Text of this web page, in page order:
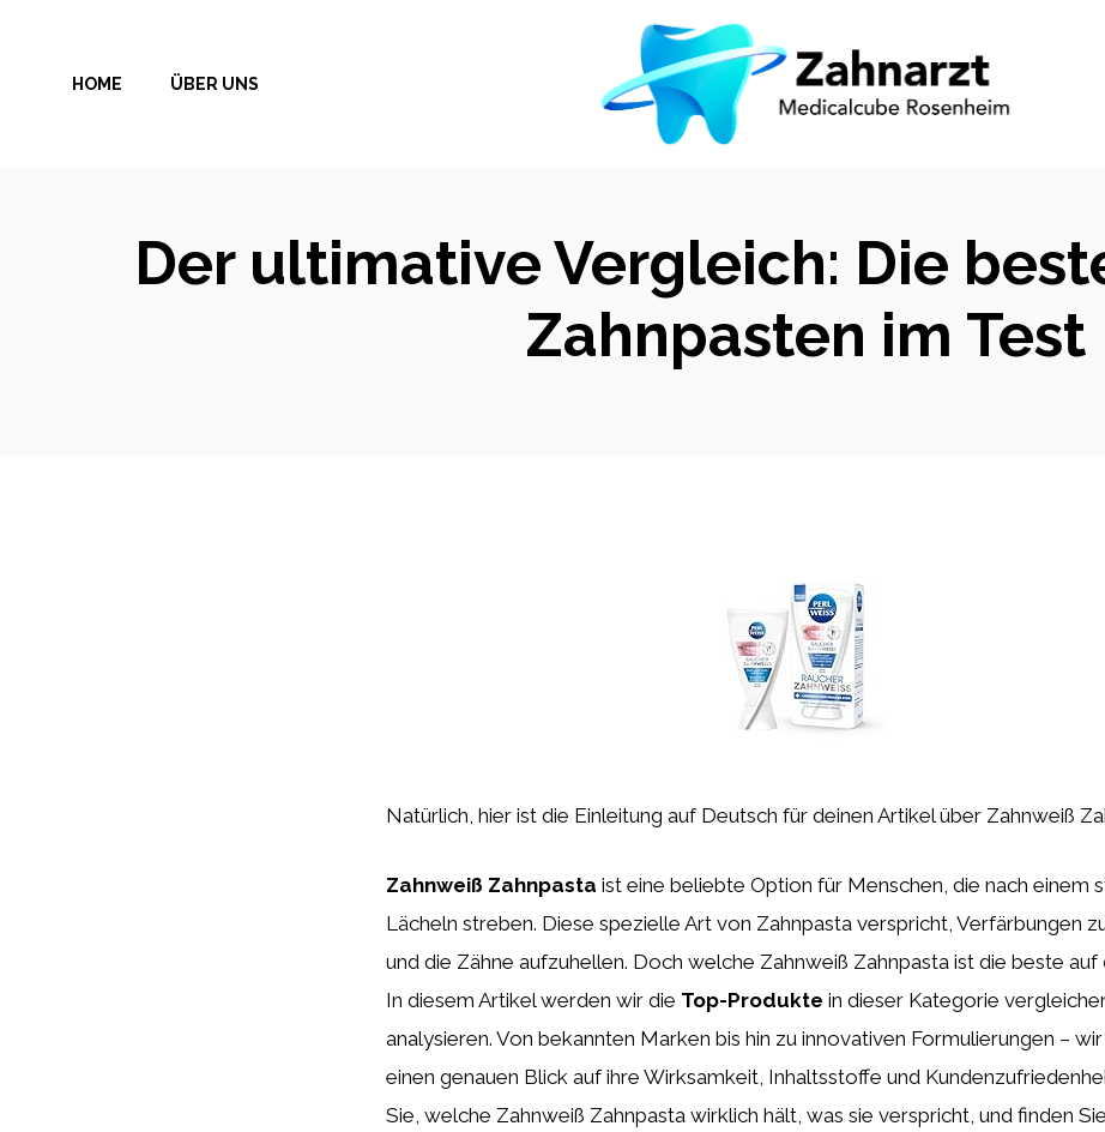
springenHOME ÜBER UNS
Der ultimative Vergleich: Die
Zahnpasten im Test
Natürlich, hier ist die Einleitung auf Deutsch für deinen Artikel über Zahnweiß
Zahnweiß Zahnpasta ist eine beliebte Option für Menschen, die nach einem
Lächeln streben. Diese spezielle Art von Zahnpasta verspricht, Verfärbungen
und die Zähne aufzuhellen. Doch welche Zahnweiß Zahnpasta ist die beste
In diesem Artikel werden wir die Top-Produkte in dieser Kategorie
analysieren. Von bekannten Marken bis hin zu innovativen Formulierungen –
einen genauen Blick auf ihre Wirksamkeit, Inhaltsstoffe und
Sie, welche Zahnweiß Zahnpasta wirklich hält, was sie verspricht, und finden